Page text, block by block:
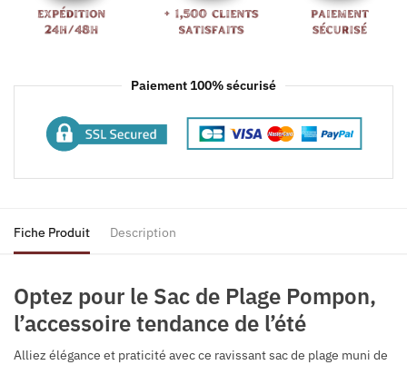
Paiement 100% sécurisé
Fiche Produit Description
Optez pour le Sac de Plage Pompon,
l’accessoire tendance de l’été
Alliez élégance et praticité avec ce ravissant sac de plage muni de